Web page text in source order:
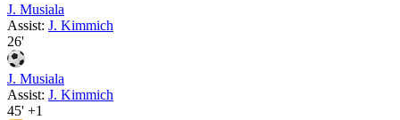
J. Musiala
Assist: J. Kimmich
26'
J. Musiala
Assist: J. Kimmich
45' +1